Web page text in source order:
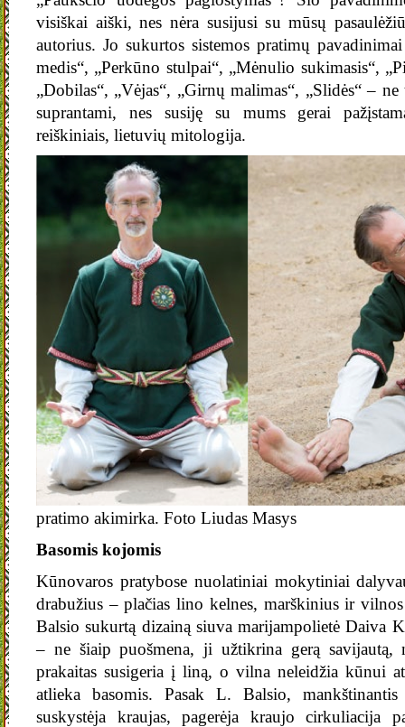
visiškai aiški, nes nėra susijusi su mūsų
autorius. Jo sukurtos sistemos pratimų
medis“, „Perkūno stulpai“, „Mėnulio sukimasis“,
„Dobilas“, „Vėjas“, „Girnų malimas“, „Slidės“ –
suprantami, nes susiję su mums gerai
reiškiniais, lietuvių mitologija.
pratimo akimirka. Foto Liudas Masys
Basomis kojomis
Kūnovaros pratybose nuolatiniai mokytiniai
drabužius – plačias lino kelnes, marškinius ir
Balsio sukurtą dizainą siuva marijampolietė Daiva
– ne šiaip puošmena, ji užtikrina gerą savijautą,
prakaitas susigeria į liną, o vilna neleidžia kūnui
atlieka basomis. Pasak L. Balsio,
suskystėja kraujas, pagerėja kraujo cirkuliacija